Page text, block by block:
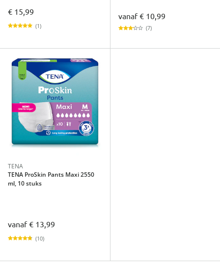
€ 15,99
(1)
vanaf€ 10,99
(7)
TENA
TENA ProSkin Pants Maxi 2550
ml, 10 stuks
vanaf€ 13,99
(10)